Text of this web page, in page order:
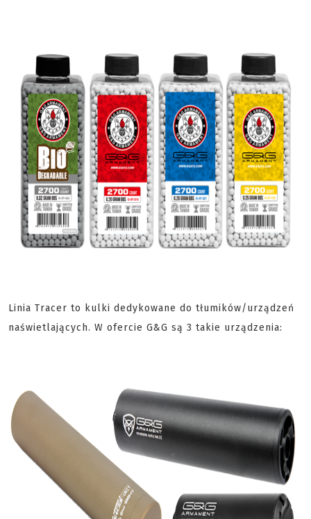
Linia Tracer to kulki dedykowane do tłumików/urządzeń
naświetlających. W ofercie G&G są 3 takie urządzenia: